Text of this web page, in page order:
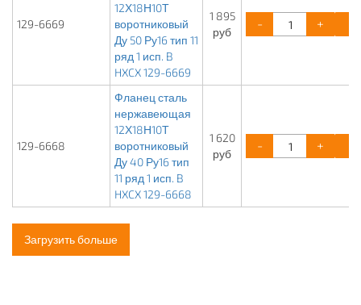
129-6669
12Х18Н10Т
воротниковый
Ду 50 Ру16 тип 11
ряд 1 исп. B
HXCX 129-6669
1 895
руб
- +
129-6668
Фланец сталь
нержавеющая
12Х18Н10Т
воротниковый
Ду 40 Ру16 тип
11 ряд 1 исп. B
HXCX 129-6668
1 620
руб
- +
Загрузить больше